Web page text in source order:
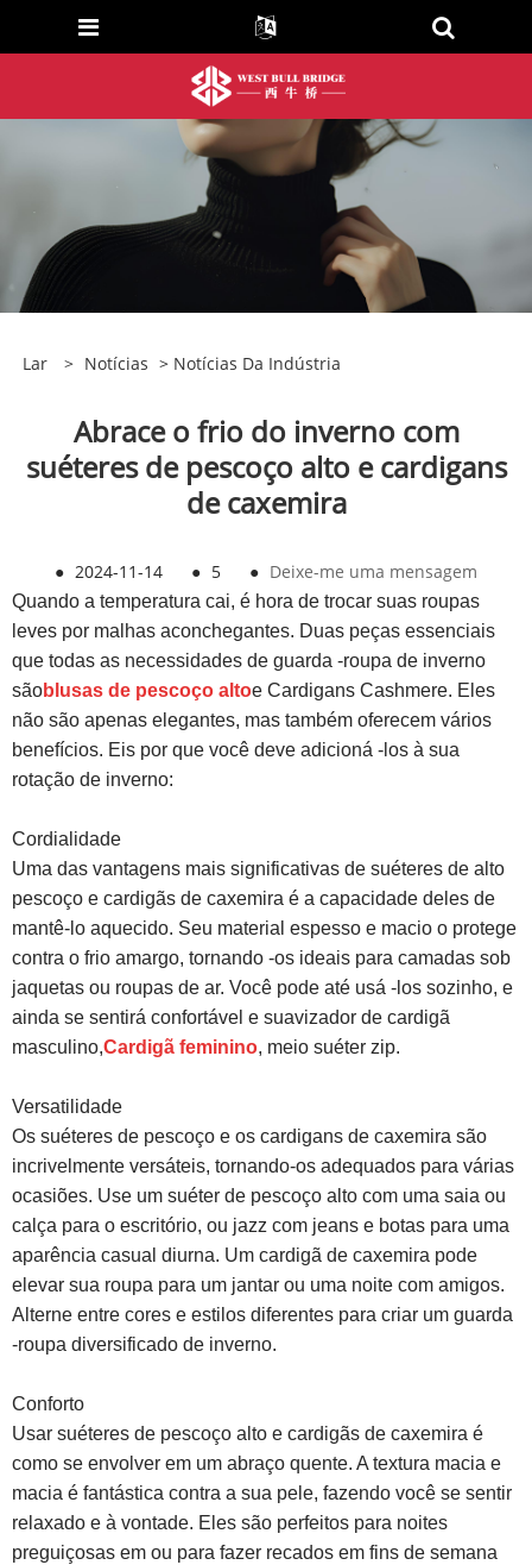
Lar > Notícias > Notícias Da Indústria
Abrace o frio do inverno com
suéteres de pescoço alto e cardigans
de caxemira
● 2024-11-14 ● 5 ● Deixe-me uma mensagem
Quando a temperatura cai, é hora de trocar suas roupas
leves por malhas aconchegantes. Duas peças essenciais
que todas as necessidades de guarda -roupa de inverno
sãoblusas de pescoço altoe Cardigans Cashmere. Eles
não são apenas elegantes, mas também oferecem vários
benefícios. Eis por que você deve adicioná -los à sua
rotação de inverno:
Cordialidade
Uma das vantagens mais significativas de suéteres de alto
pescoço e cardigãs de caxemira é a capacidade deles de
mantê-lo aquecido. Seu material espesso e macio o protege
contra o frio amargo, tornando -os ideais para camadas sob
jaquetas ou roupas de ar. Você pode até usá -los sozinho, e
ainda se sentirá confortável e suavizador de cardigã
masculino,Cardigã feminino, meio suéter zip.
Versatilidade
Os suéteres de pescoço e os cardigans de caxemira são
incrivelmente versáteis, tornando-os adequados para várias
ocasiões. Use um suéter de pescoço alto com uma saia ou
calça para o escritório, ou jazz com jeans e botas para uma
aparência casual diurna. Um cardigã de caxemira pode
elevar sua roupa para um jantar ou uma noite com amigos.
Alterne entre cores e estilos diferentes para criar um guarda
-roupa diversificado de inverno.
Conforto
Usar suéteres de pescoço alto e cardigãs de caxemira é
como se envolver em um abraço quente. A textura macia e
macia é fantástica contra a sua pele, fazendo você se sentir
relaxado e à vontade. Eles são perfeitos para noites
preguiçosas em ou para fazer recados em fins de semana